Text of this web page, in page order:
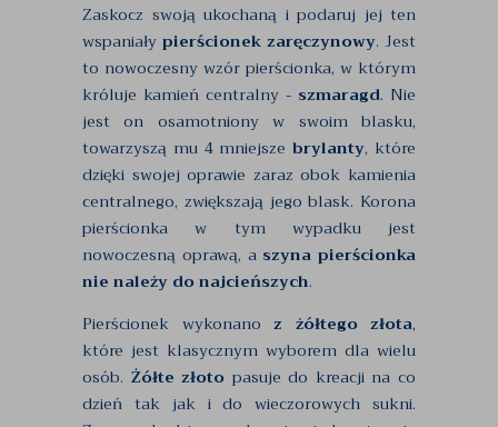
Zaskocz swoją ukochaną i podaruj jej ten
wspaniały pierścionek zaręczynowy. Jest
to nowoczesny wzór pierścionka, w którym
króluje kamień centralny - szmaragd. Nie
jest on osamotniony w swoim blasku,
towarzyszą mu 4 mniejszebrylanty, które
dzięki swojej oprawie zaraz obok kamienia
centralnego, zwiększają jego blask. Korona
pierścionka w tym wypadku jest
nowoczesną oprawą, a szyna pierścionka
nie należy do najcieńszych.
Pierścionek wykonano z żółtego złota,
które jest klasycznym wyborem dla wielu
osób. Żółte złoto pasuje do kreacji na co
dzień tak jak i do wieczorowych sukni.